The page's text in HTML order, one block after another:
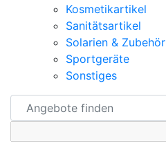
Kosmetikartikel
Sanitätsartikel
Solarien & Zubehör
Sportgeräte
Sonstiges